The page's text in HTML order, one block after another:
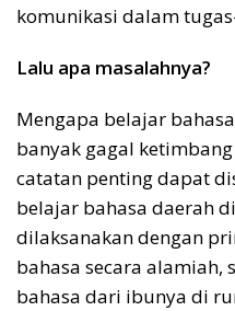
komunikasi dalam
Lalu apa masalahnya?
Mengapa belajar
banyak gagal
catatan penting dapat
belajar bahasa daerah
dilaksanakan dengan
bahasa secara alamiah,
bahasa dari ibunya di